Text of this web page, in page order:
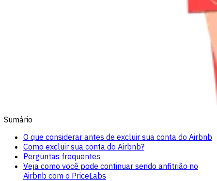
Sumário
O que considerar antes de excluir sua conta do Airbnb
Como excluir sua conta do Airbnb?
Perguntas frequentes
Veja como você pode continuar sendo anfitrião no
Airbnb com o PriceLabs